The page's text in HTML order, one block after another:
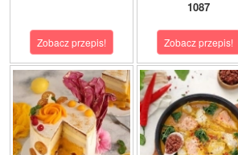
Zobacz przepis!
1087
Zobacz przepis!